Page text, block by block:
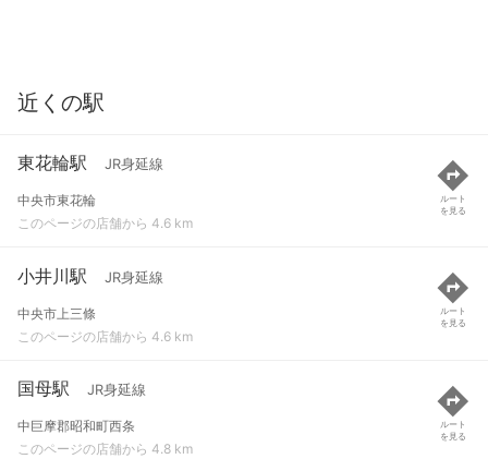
近くの駅
東花輪駅 JR身延線
中央市東花輪
このページの店舗から 4.6 km
ルート
を見る
小井川駅 JR身延線
中央市上三條
このページの店舗から 4.6 km
ルート
を見る
国母駅 JR身延線
中巨摩郡昭和町西条
このページの店舗から 4.8 km
ルート
を見る